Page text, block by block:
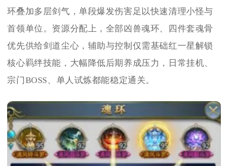
环叠加多层剑气，单段爆发伤害足以快速清理小怪与
首领单位。资源分配上，全部凶兽魂环、四件套魂骨
优先供给剑道尘心，辅助与控制仅需基础红一星解锁
核心羁绊技能，大幅降低后期养成压力，日常挂机、
宗门BOSS、单人试炼都能稳定通关。